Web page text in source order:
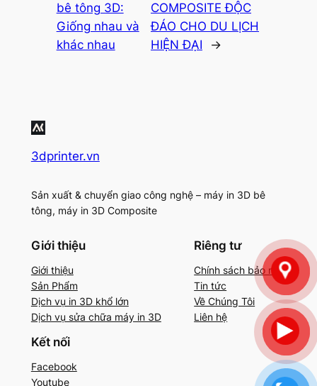
bê tông 3D:
Giống nhau và
khác nhau
COMPOSITE ĐỘC
ĐÁO CHO DU LỊCH
HIỆN ĐẠI
→
3dprinter.vn
Sản xuất & chuyển giao công nghệ – máy in 3D bê
tông, máy in 3D Composite
Giới thiệu
Giới thiệu
Sản Phẩm
Dịch vụ in 3D khổ lớn
Dịch vụ sửa chữa máy in 3D
Riêng tư
Chính sách bảo mật
Tin tức
Về Chúng Tôi
Liên hệ
Kết nối
Facebook
Youtube